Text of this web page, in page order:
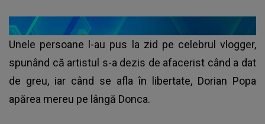
Unele persoane l-au pus la zid pe celebrul vlogger,
spunând că artistul s-a dezis de afacerist când a dat
de greu, iar când se afla în libertate, Dorian Popa
apărea mereu pe lângă Donca.